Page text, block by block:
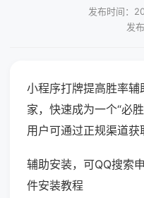
发布时间：
发
小程序打牌提高胜率
家，快速成为一个“必
用户可通过正规渠道获
辅助安装，可QQ搜索
件安装教程